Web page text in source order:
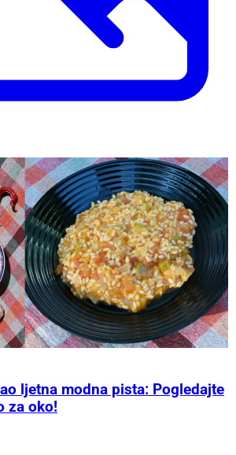
ljetna modna pista: Pogledajte
za oko!